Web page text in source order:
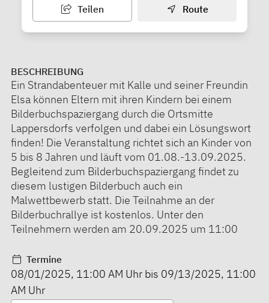
Teilen Route
BESCHREIBUNG
Ein Strandabenteuer mit Kalle und seiner Freundin
Elsa können Eltern mit ihren Kindern bei einem
Bilderbuchspaziergang durch die Ortsmitte
Lappersdorfs verfolgen und dabei ein Lösungswort
finden! Die Veranstaltung richtet sich an Kinder von
5 bis 8 Jahren und läuft vom 01.08.-13.09.2025.
Begleitend zum Bilderbuchspaziergang findet zu
diesem lustigen Bilderbuch auch ein
Malwettbewerb statt. Die Teilnahme an der
Bilderbuchrallye ist kostenlos. Unter den
Teilnehmern werden am 20.09.2025 um 11:00
Termine
08/01/2025, 11:00 AM Uhr bis 09/13/2025, 11:00
AM Uhr